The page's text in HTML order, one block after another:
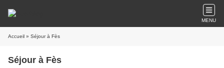
MENU
Accueil » Séjour à Fès
Séjour à Fès